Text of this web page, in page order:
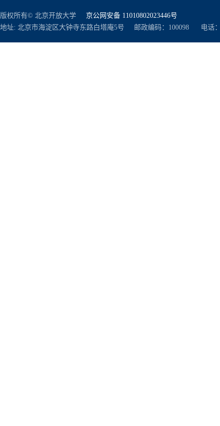
版权所有© 北京开放大学
京公网安备 11010802023446号
地址: 北京市海淀区大钟寺东路白塔庵5号 邮政编码：100098 电话